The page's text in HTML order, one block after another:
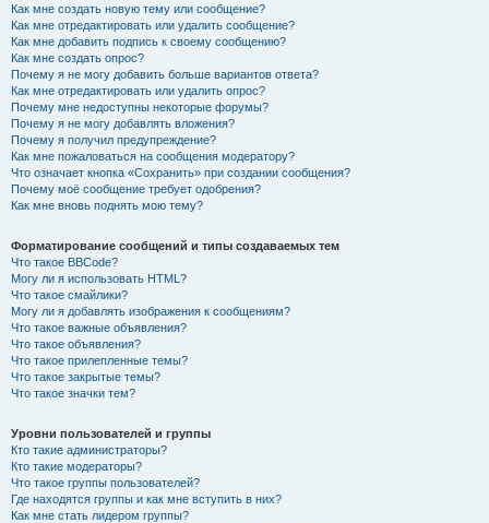
Как мне создать новую тему или сообщение?
Как мне отредактировать или удалить сообщение?
Как мне добавить подпись к своему сообщению?
Как мне создать опрос?
Почему я не могу добавить больше вариантов ответа?
Как мне отредактировать или удалить опрос?
Почему мне недоступны некоторые форумы?
Почему я не могу добавлять вложения?
Почему я получил предупреждение?
Как мне пожаловаться на сообщения модератору?
Что означает кнопка «Сохранить» при создании сообщения?
Почему моё сообщение требует одобрения?
Как мне вновь поднять мою тему?
Форматирование сообщений и типы создаваемых тем
Что такое BBCode?
Могу ли я использовать HTML?
Что такое смайлики?
Могу ли я добавлять изображения к сообщениям?
Что такое важные объявления?
Что такое объявления?
Что такое прилепленные темы?
Что такое закрытые темы?
Что такое значки тем?
Уровни пользователей и группы
Кто такие администраторы?
Кто такие модераторы?
Что такое группы пользователей?
Где находятся группы и как мне вступить в них?
Как мне стать лидером группы?